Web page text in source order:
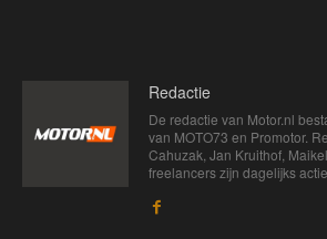
Redactie
De redactie van Motor.nl
van MOTO73 en Promotor.
Cahuzak, Jan Kruithof,
freelancers zijn dagelijks